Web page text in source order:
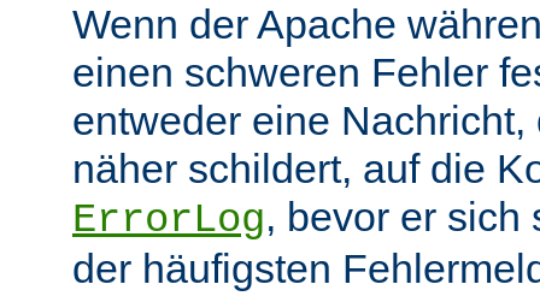
Wenn der Apache
einen schweren Fehler
entweder eine
näher schildert, auf die
ErrorLog, bevor er sich
der häufigsten